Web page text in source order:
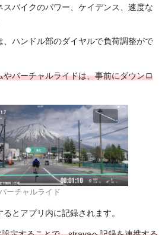
スバイクのパワー、ケイデンス、速度な
、ハンドル部のダイヤルで負荷調整がで
やバーチャルライドは、事前にダウンロ
ーチャルライド
とアプリ内に記録されます。